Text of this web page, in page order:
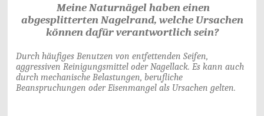
Meine Naturnägel haben einen
abgesplitterten Nagelrand, welche Ursachen
können dafür verantwortlich sein?
Durch häufiges Benutzen von entfettenden Seifen,
aggressiven Reinigungsmittel oder Nagellack. Es kann auch
durch mechanische Belastungen, berufliche
Beanspruchungen oder Eisenmangel als Ursachen gelten.